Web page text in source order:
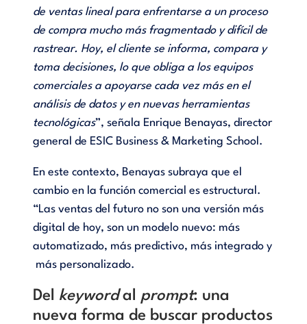
de ventas lineal para enfrentarse a un proceso
de compra mucho más fragmentado y difícil de
rastrear. Hoy, el cliente se informa, compara y
toma decisiones, lo que obliga a los equipos
comerciales a apoyarse cada vez más en el
análisis de datos y en nuevas herramientas
tecnológicas”, señala Enrique Benayas, director
general de ESIC Business & Marketing School.
En este contexto, Benayas subraya que el
cambio en la función comercial es estructural.
“Las ventas del futuro no son una versión más
digital de hoy, son un modelo nuevo: más
automatizado, más predictivo, más integrado y
más personalizado.
Del keywordal prompt: una
nueva forma de buscar productos